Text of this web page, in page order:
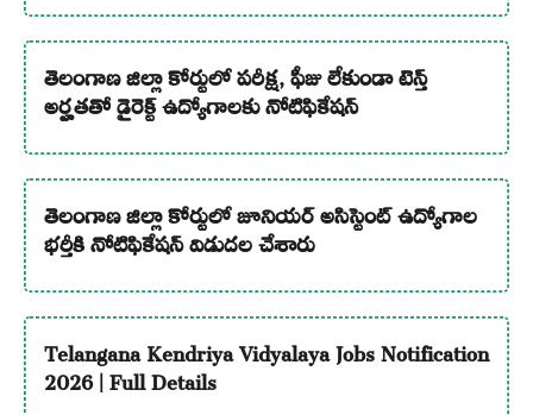
తెలంగాణ జిల్లా కోర్టులో పరీక్ష, ఫీజు లేకుండా టెన్త్
అర్హతతో డైరెక్ట్ ఉద్యోగాలకు నోటిఫికేషన్
తెలంగాణ జిల్లా కోర్టులో జూనియర్ అసిస్టెంట్ ఉద్యోగాల
భర్తీకి నోటిఫికేషన్ విడుదల చేశారు
Telangana Kendriya Vidyalaya Jobs Notification
2026 | Full Details